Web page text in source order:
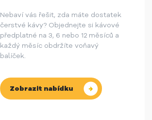
Nebaví vás řešit, zda máte dostatek
čerstvé kávy? Objednejte si kávové
předplatné na 3, 6 nebo 12 měsíců a
každý měsíc obdržíte voňavý
balíček.
Zobrazit nabídku